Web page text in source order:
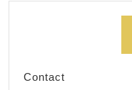
Contact